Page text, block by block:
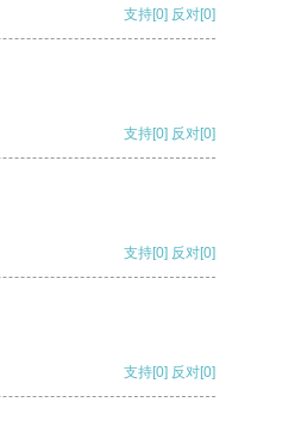
支持[0] 反对[0]
支持[0] 反对[0]
支持[0] 反对[0]
支持[0] 反对[0]